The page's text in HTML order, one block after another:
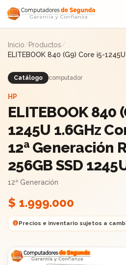
Saltar al contenido
Inicio/Productos/
ELITEBOOK 840 (G9) Core i5-
Catálogo computador
HP
ELITEBOOK 840
1245U 1.6GHz
12ª Generación
256GB SSD
12ª Generación
$ 1.999.000
Precios e inventario sujetos a